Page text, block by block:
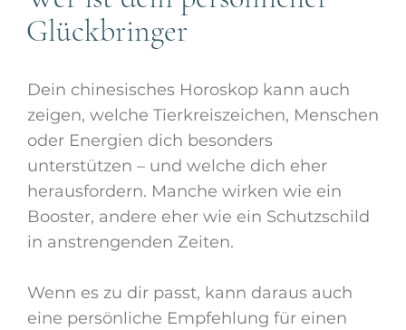
Glückbringer
Dein chinesisches Horoskop kann auch
zeigen, welche Tierkreiszeichen, Menschen
oder Energien dich besonders
unterstützen – und welche dich eher
herausfordern. Manche wirken wie ein
Booster, andere eher wie ein Schutzschild
in anstrengenden Zeiten.
Wenn es zu dir passt, kann daraus auch
eine persönliche Empfehlung für einen